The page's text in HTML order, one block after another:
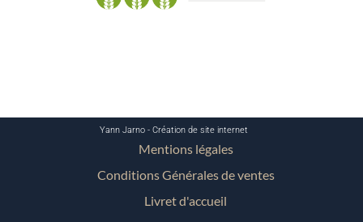
Mentions légales
Conditions Générales de ventes
Livret d'accueil
Yann Jarno - Création de site internet